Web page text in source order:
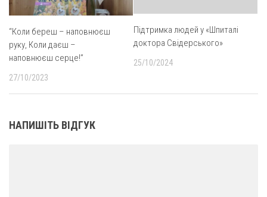
“Коли береш – наповнюєш
руку, Коли даєш –
наповнюєш серце!”
27/10/2023
Підтримка людей у «Шпиталі
доктора Свідерського»
25/10/2024
НАПИШІТЬ ВІДГУК